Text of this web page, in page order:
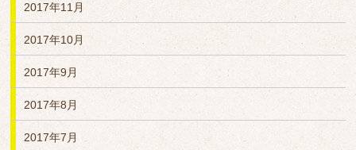
2017年11月
2017年10月
2017年9月
2017年8月
2017年7月